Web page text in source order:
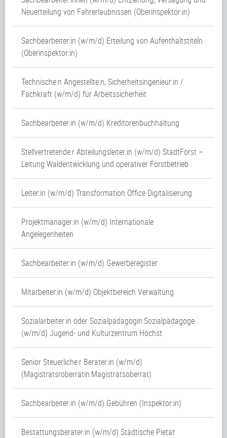
Neuerteilung von Fahrerlaubnissen (Oberinspektor:in)
Sachbearbeiter:in (w/m/d) Erteilung von Aufenthaltstiteln
(Oberinspektor:in)
Technische:n Angestellte:n, Sicherheitsingenieur:in /
Fachkraft (w/m/d) für Arbeitssicherheit
Sachbearbeiter:in (w/m/d) Kreditorenbuchhaltung
Stellvertretende:r Abteilungsleiter:in (w/m/d) StadtForst –
Leitung Waldentwicklung und operativer Forstbetrieb
Leiter:in (w/m/d) Transformation Office Digitalisierung
Projektmanager:in (w/m/d) Internationale
Angelegenheiten
Sachbearbeiter:in (w/m/d) Gewerberegister
Mitarbeiter:in (w/m/d) Objektbereich Verwaltung
Sozialarbeiter:in oder Sozialpädagogin:Sozialpädagoge
(w/m/d) Jugend- und Kulturzentrum Höchst
Senior Steuerliche:r Berater:in (w/m/d)
(Magistratsroberrätin:Magistratsoberrat)
Sachbearbeiter:in (w/m/d) Gebühren (Inspektor:in)
Bestattungsberater:in (w/m/d) Städtische Pietät